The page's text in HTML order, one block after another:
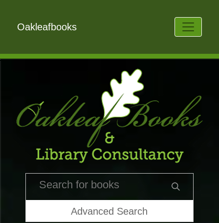
Oakleafbooks
Advanced Search